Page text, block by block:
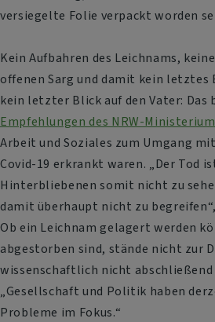
versiegelte Folie verpackt worden
Kein Aufbahren des Leichnams,
offenen Sarg und damit kein letztes
kein letzter Blick auf den Vater: Das
Empfehlungen des NRW-
Arbeit und Soziales zum Umgang
Covid-19 erkrankt waren. „Der Tod
Hinterbliebenen somit nicht zu
damit überhaupt nicht zu
Ob ein Leichnam gelagert werden
abgestorben sind, stände nicht zur
wissenschaftlich nicht
„Gesellschaft und Politik haben
Probleme im Fokus.“